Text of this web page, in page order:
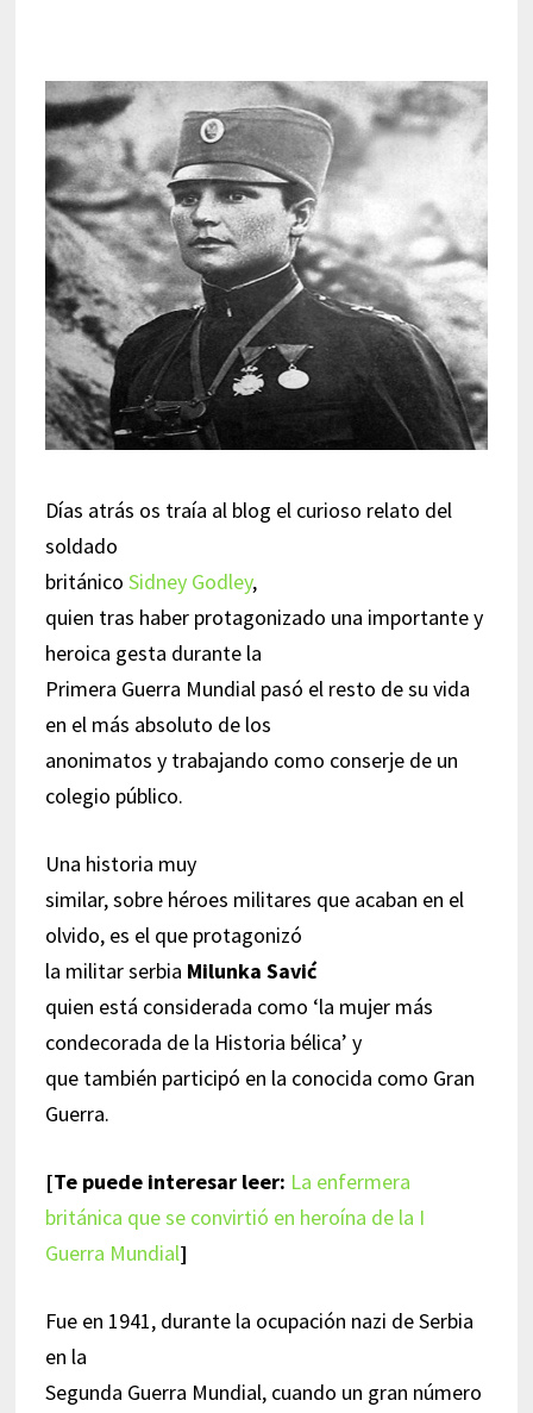
Días atrás os traía al blog el curioso relato del
soldado
británico Sidney Godley,
quien tras haber protagonizado una importante y
heroica gesta durante la
Primera Guerra Mundial pasó el resto de su vida
en el más absoluto de los
anonimatos y trabajando como conserje de un
colegio público.
Una historia muy
similar, sobre héroes militares que acaban en el
olvido, es el que protagonizó
la militar serbia Milunka Savić
quien está considerada como ‘la mujer más
condecorada de la Historia bélica’ y
que también participó en la conocida como Gran
Guerra.
[Te puede interesar leer: La enfermera
británica que se convirtió en heroína de la I
Guerra Mundial]
Fue en 1941, durante la ocupación nazi de Serbia
en la
Segunda Guerra Mundial, cuando un gran número